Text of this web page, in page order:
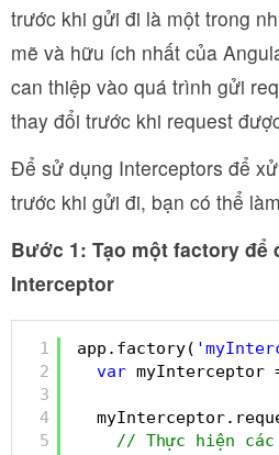
trước khi gửi đi là một trong
mẽ và hữu ích nhất của
can thiệp vào quá trình gửi
thay đổi trước khi request
Để sử dụng Interceptors để
trước khi gửi đi, bạn có thể
Bước 1: Tạo một factory để
Interceptor
1
2
3
4
5
app.factory(
var myInterceptor
// Thực hiện